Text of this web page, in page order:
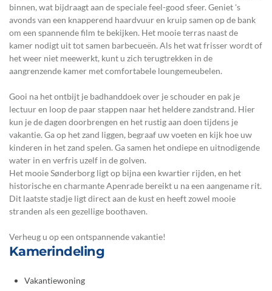
binnen, wat bijdraagt aan de speciale feel-good sfeer. Geniet 's
avonds van een knapperend haardvuur en kruip samen op de bank
om een spannende film te bekijken. Het mooie terras naast de
kamer nodigt uit tot samen barbecueën. Als het wat frisser wordt of
het weer niet meewerkt, kunt u zich terugtrekken in de
aangrenzende kamer met comfortabele loungemeubelen.
Gooi na het ontbijt je badhanddoek over je schouder en pak je
lectuur en loop de paar stappen naar het heldere zandstrand. Hier
kun je de dagen doorbrengen en het rustig aan doen tijdens je
vakantie. Ga op het zand liggen, begraaf uw voeten en kijk hoe uw
kinderen in het zand spelen. Ga samen het ondiepe en uitnodigende
water in en verfris uzelf in de golven.
Het mooie Sønderborg ligt op bijna een kwartier rijden, en het
historische en charmante Apenrade bereikt u na een aangename rit.
Dit laatste stadje ligt direct aan de kust en heeft zowel mooie
stranden als een gezellige boothaven.
Verheug u op een ontspannende vakantie!
Kamerindeling
Vakantiewoning